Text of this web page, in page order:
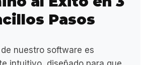
Pasos
de nuestro software es